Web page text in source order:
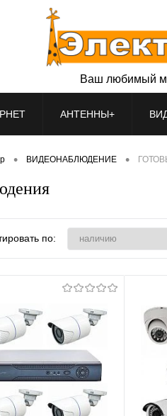
Ваш любимый
АНТЕННЫ+
• ВИДЕОНАБЛЮДЕНИЕ •
по: